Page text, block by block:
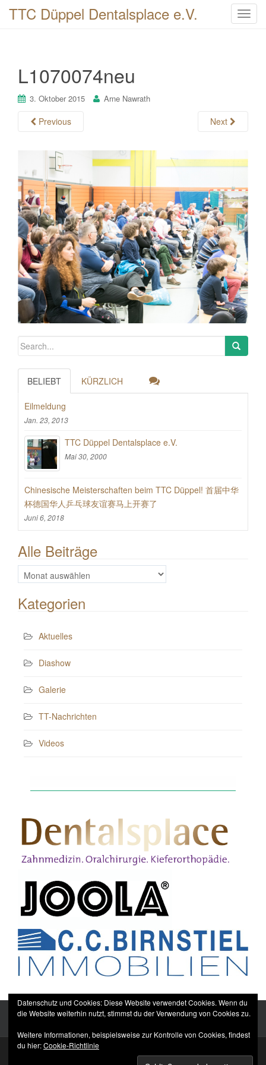
T
a
i
o
n
TTC Düppel Dentalsplace e.V.
L1070074neu
3. Oktober 2015 Arne Nawrath
Previous Next
BELIEBT KÜRZLICH
Eilmeldung
Jan. 23, 2013
TTC Düppel Dentalsplace e.V.
Mai 30, 2000
Chinesische Meisterschaften beim TTC Düppel! 首届中华
杯德国华人乒乓球友谊赛马上开赛了
Juni 6, 2018
Alle Beiträge
Alle
Beiträge
Kategorien
Aktuelles
Diashow
Galerie
TT-Nachrichten
Videos
Datenschutzerklärung
Datenschutz und Cookies: Diese Website verwendet Cookies. Wenn du
die Website weiterhin nutzt, stimmst du der Verwendung von Cookies zu.
Weitere Informationen, beispielsweise zur Kontrolle von Cookies, findest
du hier:Cookie-Richtlinie